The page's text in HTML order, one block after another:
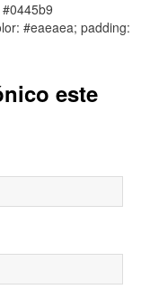
#eaeaea; padding:
este